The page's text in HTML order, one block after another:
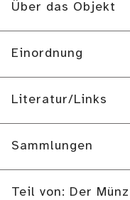
Über das Objekt
Einordnung
Literatur/Links
Sammlungen
Teil von: Der